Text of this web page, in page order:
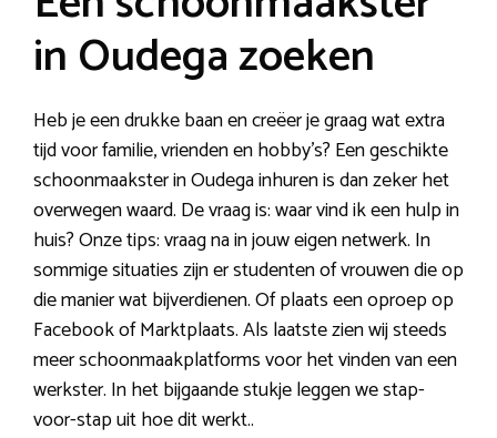
in Oudega zoeken
Heb je een drukke baan en creëer je graag wat extra
tijd voor familie, vrienden en hobby’s? Een geschikte
schoonmaakster in Oudega inhuren is dan zeker het
overwegen waard. De vraag is: waar vind ik een hulp in
huis? Onze tips: vraag na in jouw eigen netwerk. In
sommige situaties zijn er studenten of vrouwen die op
die manier wat bijverdienen. Of plaats een oproep op
Facebook of Marktplaats. Als laatste zien wij steeds
meer schoonmaakplatforms voor het vinden van een
werkster. In het bijgaande stukje leggen we stap-
voor-stap uit hoe dit werkt..